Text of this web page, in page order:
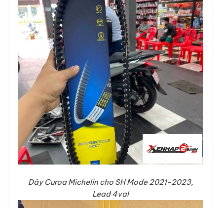
Dây Curoa Michelin cho SH Mode 2021-2023,
Lead 4val